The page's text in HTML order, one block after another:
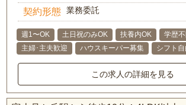
契約形態 業務委託
週1〜OK 土日祝のみOK 扶養内OK
学歴
主婦･主夫歓迎
ハウスキーパー募集 シフト自
この求人の詳細を見る